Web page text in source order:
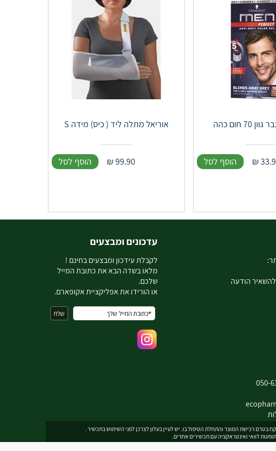
חום כהה
₪ הוסף לסל
אוריאל מתלה ליד ( כיס) מידה S
99.90
₪ הוסף לסל
12:00 - ניתן להשאיר הודעה
050-
עדכונים ומבצעים
לקבלת עידכון ומבצעים בחינם !
מלאו בשדה הבא את כתובת המייל
שלכם.
או הורידו את אפליקציית אקופארם.
בטרם רכישת המוצר והתחלת הטיפול בו. יש לעיין בעלון לצרכן לפני השימוש בתכשיר .
לוואי ואינטראקציה עם תכשירים אחרים.
0795555502ובנוסף כתובת דואר אלקטרוניecopharmservice@gmail.com